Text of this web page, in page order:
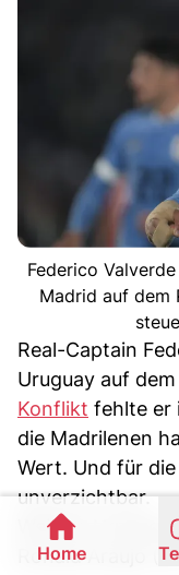
Federico
Madrid auf dem
Real-Captain
Uruguay auf
Konflikt fehlte er
die Madrilenen
Wert. Und für
unverzichtbar.
Weitere Uruguay-
Ronald Araujo
Home